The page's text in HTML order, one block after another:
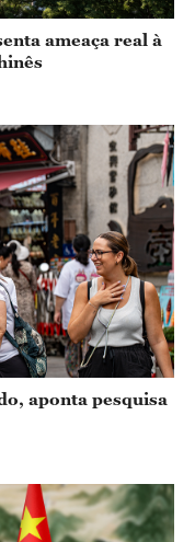
ameaça real à
aponta pesquisa